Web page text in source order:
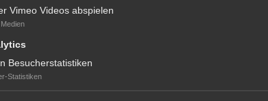
Vimeo Videos abspielen
Besucherstatistiken
Statistiken